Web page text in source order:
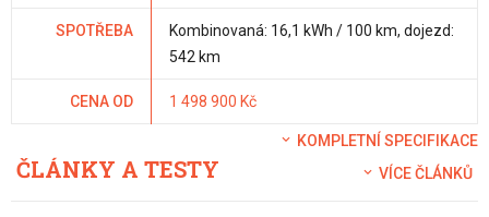
SPOTŘEBA
Kombinovaná: 16,1 kWh / 100 km, dojezd:
542 km
CENA OD 1 498 900 Kč
KOMPLETNÍ SPECIFIKACE
ČLÁNKY A TESTY VÍCE ČLÁNKŮ